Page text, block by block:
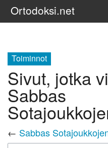
Ortodoksi.net
Toiminnot
Sivut, jotka
Sabbas
← Sabbas